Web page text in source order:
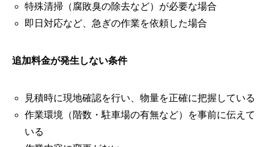
特殊清掃（腐敗臭の除去など）が必要な場合
即日対応など、急ぎの作業を依頼した場合
追加料金が発生しない条件
見積時に現地確認を行い、物量を正確に把握している
作業環境（階数・駐車場の有無など）を事前に伝えて
いる